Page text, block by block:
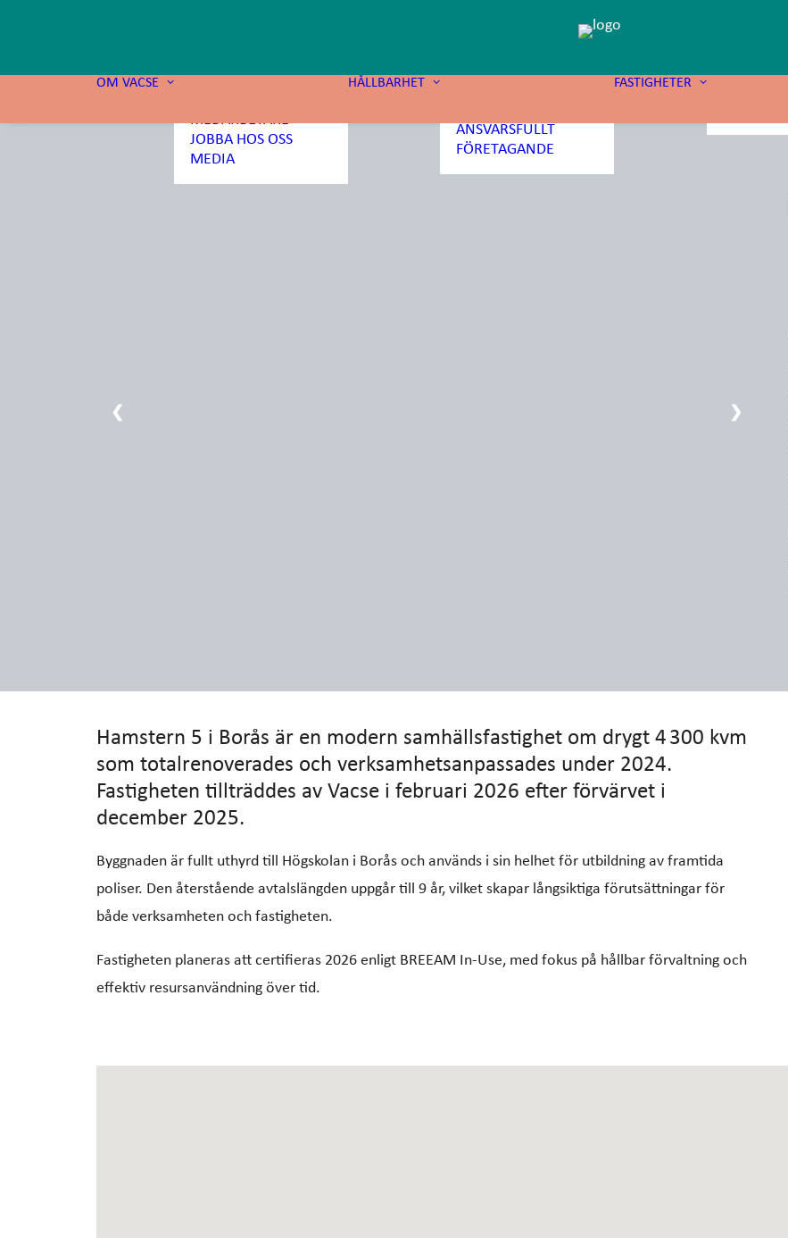
OM VACSE
STRATEGI
MEDARBETARE
JOBBA HOS OSS
MEDIA
HÅLLBARHET
ANSVARSFULLT
FÖRETAGANDE
FASTIGHETER
❮ ❯
Hamstern 5 i Borås är en modern samhällsfastighet om drygt 4 300 kvm
som totalrenoverades och verksamhetsanpassades under 2024.
Fastigheten tillträddes av Vacse i februari 2026 efter förvärvet i
december 2025.
Byggnaden är fullt uthyrd till Högskolan i Borås och används i sin helhet för utbildning av framtida
poliser. Den återstående avtalslängden uppgår till 9 år, vilket skapar långsiktiga förutsättningar för
både verksamheten och fastigheten.
Fastigheten planeras att certifieras 2026 enligt BREEAM In-Use, med fokus på hållbar förvaltning och
effektiv resursanvändning över tid.